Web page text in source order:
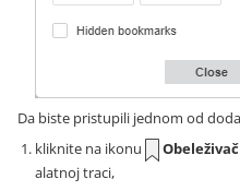
Da biste pristupili jednom od
kliknite na ikonu
Obeleživač
alatnoj traci,